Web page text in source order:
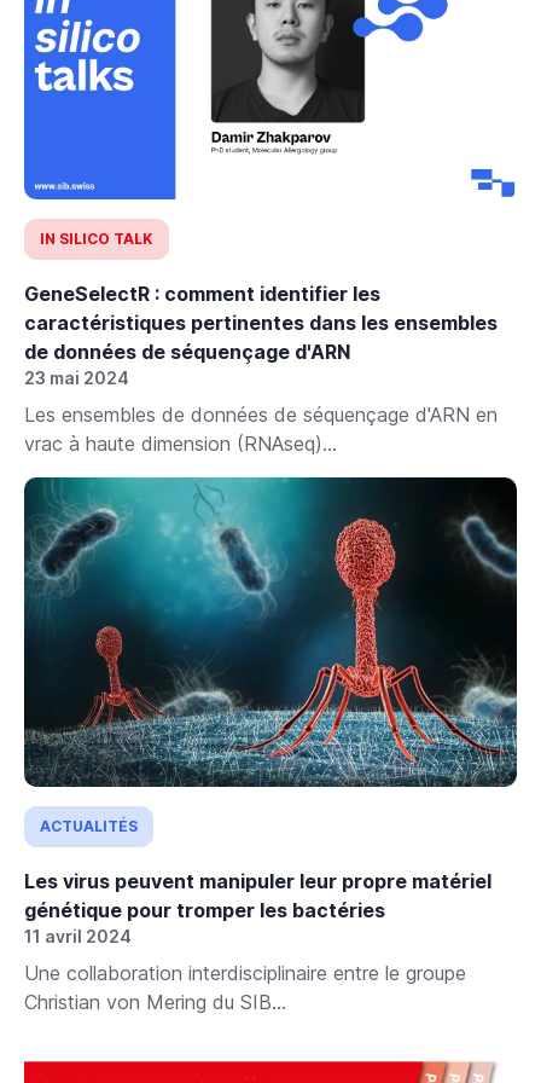
IN SILICO TALK
GeneSelectR : comment identifier les
caractéristiques pertinentes dans les ensembles
de données de séquençage d'ARN
23 mai 2024
Les ensembles de données de séquençage d'ARN en
vrac à haute dimension (RNAseq)...
ACTUALITÉS
Les virus peuvent manipuler leur propre matériel
génétique pour tromper les bactéries
11 avril 2024
Une collaboration interdisciplinaire entre le groupe
Christian von Mering du SIB...